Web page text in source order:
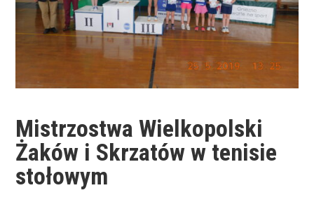
Mistrzostwa Wielkopolski
Żaków i Skrzatów w tenisie
stołowym